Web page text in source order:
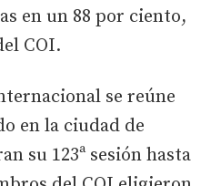
en un 88 por ciento,
COI.
se reúne
en la ciudad de
su 123ª sesión hasta